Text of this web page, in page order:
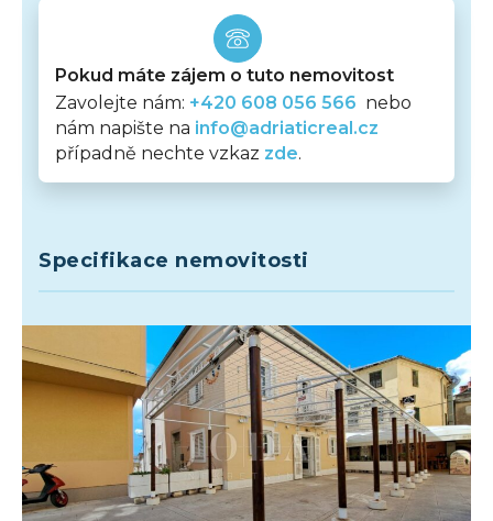
Pokud máte zájem o tuto nemovitost
Zavolejte nám: +420 608 056 566 nebo
nám napište na info@adriaticreal.cz
případně nechte vzkaz zde.
Specifikace nemovitosti